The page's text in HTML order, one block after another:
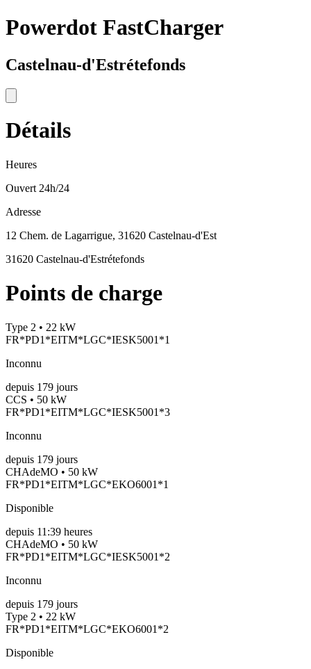
Powerdot FastCharger
Castelnau-d'Estrétefonds
Détails
Heures
Ouvert 24h/24
Adresse
12 Chem. de Lagarrigue, 31620 Castelnau-d'Est
31620 Castelnau-d'Estrétefonds
Points de charge
Type 2 • 22 kW
FR*PD1*EITM*LGC*IESK5001*1
Inconnu
depuis 179 jours
CCS • 50 kW
FR*PD1*EITM*LGC*IESK5001*3
Inconnu
depuis 179 jours
CHAdeMO • 50 kW
FR*PD1*EITM*LGC*EKO6001*1
Disponible
depuis 11:39 heures
CHAdeMO • 50 kW
FR*PD1*EITM*LGC*IESK5001*2
Inconnu
depuis 179 jours
Type 2 • 22 kW
FR*PD1*EITM*LGC*EKO6001*2
Disponible